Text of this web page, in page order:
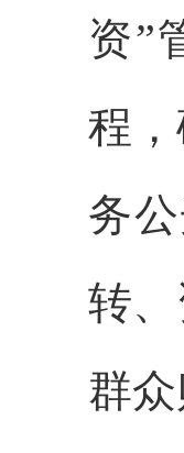
资”
程
务
转
群众